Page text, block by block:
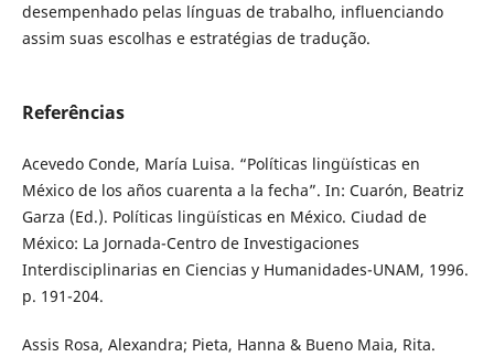
desempenhado pelas línguas de trabalho, influenciando
assim suas escolhas e estratégias de tradução.
Referências
Acevedo Conde, María Luisa. “Políticas lingüísticas en
México de los años cuarenta a la fecha”. In: Cuarón, Beatriz
Garza (Ed.). Políticas lingüísticas en México. Ciudad de
México: La Jornada-Centro de Investigaciones
Interdisciplinarias en Ciencias y Humanidades-UNAM, 1996.
p. 191-204.
Assis Rosa, Alexandra; Pieta, Hanna & Bueno Maia, Rita.